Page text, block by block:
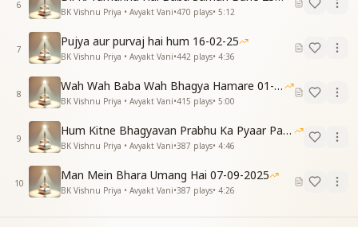
शिव जयंती की पावन वेला फिर से आई है ।
सुख शांति समृद्धि की रोशनाई लाई है ।
6
BK Vishnu Priya • Avyakt Vani•470 plays• 5:12
7
Pujya aur purvaj hai hum 16-02-25
BK Vishnu Priya • Avyakt Vani•442 plays• 4:36
8
Wah Wah Baba Wah Bhagya Hamare 01-02-2026
BK Vishnu Priya • Avyakt Vani•415 plays• 5:00
9
Hum Kitne Bhagyavan Prabhu Ka Pyaar Paye Hai
BK Vishnu Priya • Avyakt Vani•387 plays• 4:46
10
Man Mein Bhara Umang Hai 07-09-2025
BK Vishnu Priya • Avyakt Vani•387 plays• 4:26